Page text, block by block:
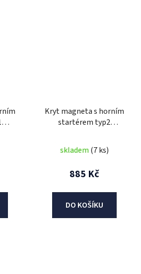
Kryt magneta s horním
startérem typ2
skladem (7 ks)
885 Kč
DO KOŠÍKU